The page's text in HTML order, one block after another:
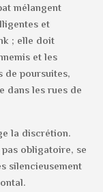
mélangent
et
; elle doit
et les
de poursuites,
dans les rues de
la discrétion.
obligatoire, se
silencieusement